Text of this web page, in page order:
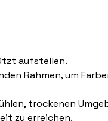
aufstellen.
Rahmen, um
trockenen
zu erreichen.